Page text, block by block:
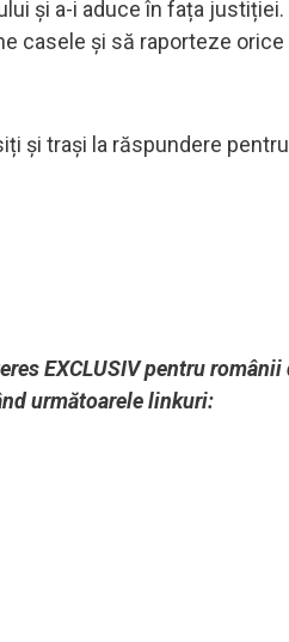
și a-i aduce în fața justiției.
casele și să raporteze orice
și trași la răspundere pentru
EXCLUSIV pentru românii
următoarele linkuri: